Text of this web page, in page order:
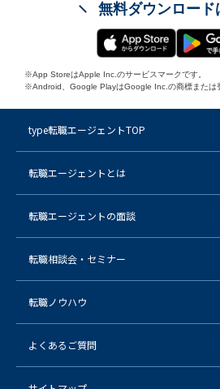
無料ダウンロード
※App StoreはApple Inc.のサービスマークです。
※Android、Google PlayはGoogle Inc.の商標または
type転職エージェントTOP
転職エージェントとは
転職エージェントの面談
転職相談会・セミナー
転職ノウハウ
よくあるご質問